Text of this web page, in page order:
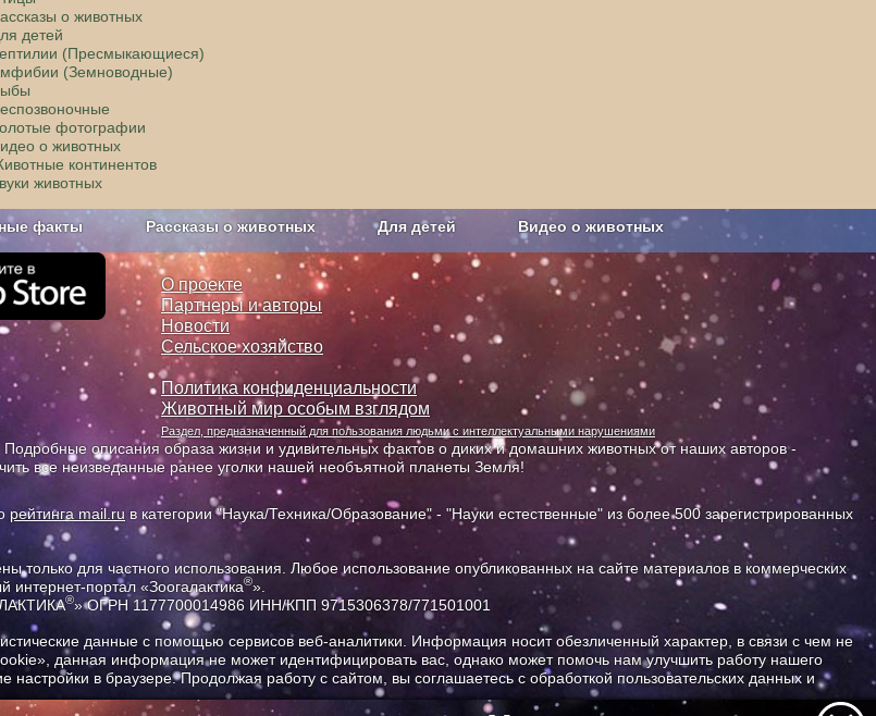
о животных
детей
(Пресмыкающиеся)
(Земноводные)
фотографии
о животных
континентов
животных
факты Рассказы о животных Для детей Видео о животных
О проекте Сельское хозяйство
О проекте
Партнеры и авторы
Новости
Сельское хозяйство
Политика конфиденциальности
Животный мир особым взглядом
Раздел, предназначенный для пользования людьми с интеллектуальными нарушениями
описания образа жизни и удивительных фактов о диких и домашних животных от наших авторов -
все неизведанные ранее уголки нашей необъятной планеты Земля!
рейтинга mail.ru в категории "Наука/Техника/Образование" - "Науки естественные" из более 500 зарегистрированных
для частного использования. Любое использование опубликованных на сайте материалов в коммерческих
портал «Зоогалактика®».
®» ОГРН 1177700014986 ИНН/КПП 9715306378/771501001
данные с помощью сервисов веб-аналитики. Информация носит обезличенный характер, в связи с чем не
данная информация не может идентифицировать вас, однако может помочь нам улучшить работу нашего
в браузере. Продолжая работу с сайтом, вы соглашаетесь с обработкой пользовательских данных и